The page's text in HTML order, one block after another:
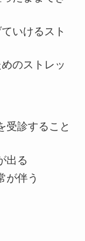
いけるスト
のストレッ
受診すること
出る
が伴う